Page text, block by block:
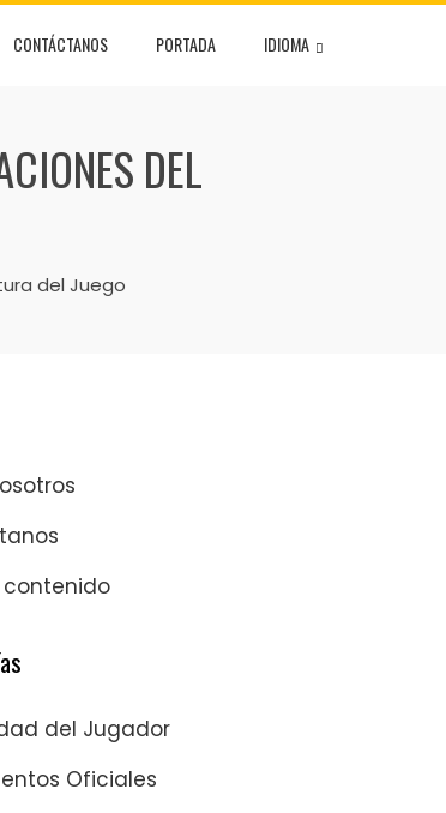
CONTÁCTANOS PORTADA IDIOMA
DEL
del Juego
contenido
del Jugador
Oficiales